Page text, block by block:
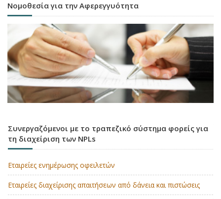
Νομοθεσία για την Αφερεγγυότητα
Συνεργαζόμενοι με το τραπεζικό σύστημα φορείς για
τη διαχείριση των NPLs
Εταιρείες ενημέρωσης οφειλετών
Εταιρείες διαχείρισης απαιτήσεων από δάνεια και πιστώσεις